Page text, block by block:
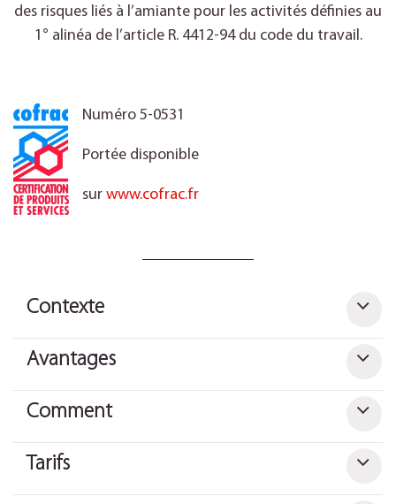
des risques liés à l’amiante pour les activités définies au
1° alinéa de l’article R. 4412-94 du code du travail.
Numéro 5-0531
Portée disponible
sur www.cofrac.fr
Contexte
Avantages
Comment
Tarifs